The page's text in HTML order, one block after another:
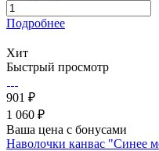
Подробнее
Хит
Быстрый просмотр
901 ₽
1 060 ₽
Ваша цена с бонусами
Наволочки канвас "Синее